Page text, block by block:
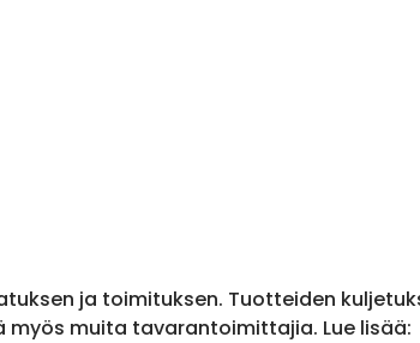
ja toimituksen. Tuotteiden
myös muita tavarantoimittajia. Lue lisää: